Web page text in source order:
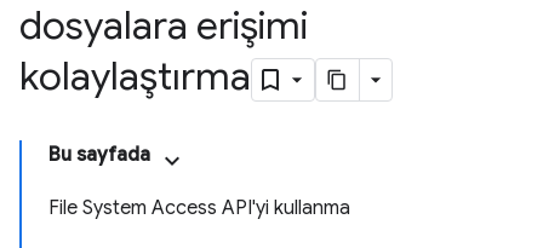
dosyalara erişimi
kolaylaştırma
Bu sayfada
File System Access API'yi kullanma